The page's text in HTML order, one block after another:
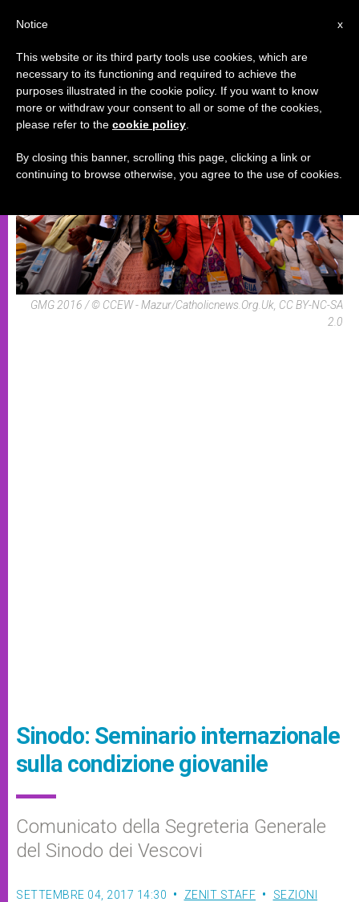
SEZIONI TEMPORALI
GMG 2016 / © CCEW - Mazur/Catholicnews.Org.Uk, CC BY-NC-SA
2.0
Sinodo: Seminario internazionale
sulla condizione giovanile
Comunicato della Segreteria Generale
del Sinodo dei Vescovi
SETTEMBRE 04, 2017 14:30 ZENIT STAFF
SEZIONI
x
Notice
This website or its third party tools use cookies, which are
necessary to its functioning and required to achieve the
purposes illustrated in the cookie policy. If you want to know
more or withdraw your consent to all or some of the cookies,
please refer to the cookie policy
By closing this banner, scrolling this page, clicking a link or
continuing to browse otherwise, you agree to the use of cookies.